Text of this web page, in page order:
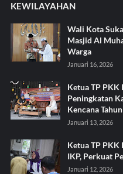
KEWILAYAHAN
Wali Kota
Masjid Al
Warga
Januari 16, 2026
Ketua TP PKK
Peningkatan
Kencana
Januari 13, 2026
Ketua TP PKK
IKP, Perkuat
Januari 12, 2026